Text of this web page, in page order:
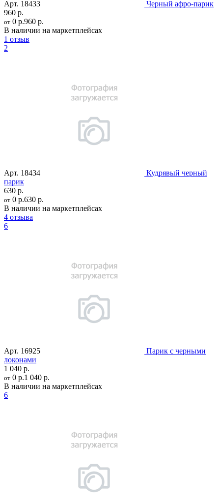
Арт. 18433
Черный афро-парик
960 р.
от 0 р.960 р.
В наличии на маркетплейсах
1 отзыв
2
Арт. 18434
Кудрявый черный
парик
630 р.
от 0 р.630 р.
В наличии на маркетплейсах
4 отзыва
6
Арт. 16925
Парик с черными
локонами
1 040 р.
от 0 р.1 040 р.
В наличии на маркетплейсах
6